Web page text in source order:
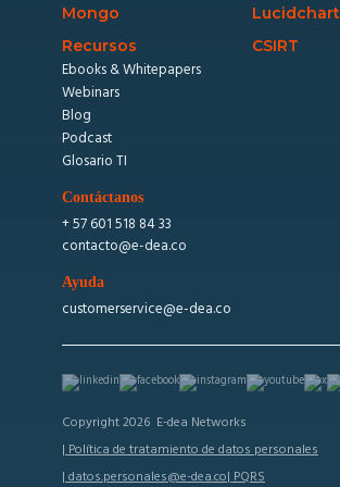
Mongo
Lucidchart
Recursos
Ebooks & Whitepapers
Webinars
Blog
Podcast
Glosario TI
CSIRT
Contáctanos
+ 57 601 518 84 33
contacto@e-dea.co
Ayuda
customerservice@e-dea.co
Copyright 2026 E-dea Networks
| Política de tratamiento de datos personales
| datos.personales@e-dea.co| PQRS